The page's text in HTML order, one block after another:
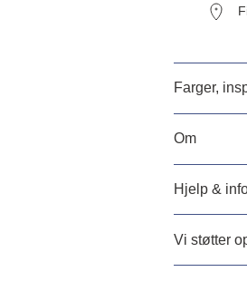
Farger,
Om
Hjelp &
Vi støtter